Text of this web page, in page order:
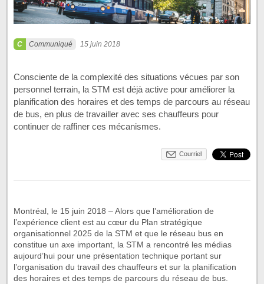
Communiqué 15 juin 2018
Consciente de la complexité des situations vécues par son
personnel terrain, la STM est déjà active pour améliorer la
planification des horaires et des temps de parcours au réseau
de bus, en plus de travailler avec ses chauffeurs pour
continuer de raffiner ces mécanismes.
Courriel
Montréal, le 15 juin 2018 – Alors que l’amélioration de
l’expérience client est au cœur du Plan stratégique
organisationnel 2025 de la STM et que le réseau bus en
constitue un axe important, la STM a rencontré les médias
aujourd’hui pour une présentation technique portant sur
l’organisation du travail des chauffeurs et sur la planification
des horaires et des temps de parcours du réseau de bus.